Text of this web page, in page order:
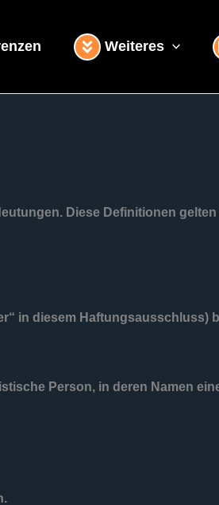
Weiteres
Diese Definitionen
in diesem Haftungsausschluss)
Person, in deren Namen